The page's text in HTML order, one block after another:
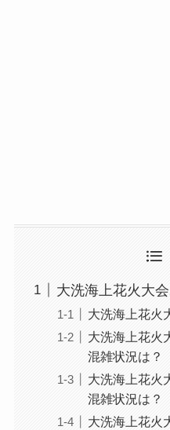
大洗海上花火大
大洗海上花火
大洗海上花火
混雑状況は？
大洗海上花火
混雑状況は？
大洗海上花火